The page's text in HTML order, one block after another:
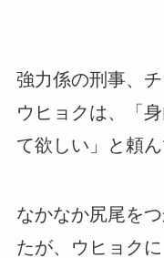
強力係の刑事、チ
ウヒョクは、「
て欲しい」と頼ん
なかなか尻尾を
たが、ウヒョク